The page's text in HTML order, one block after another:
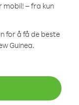
mobil! – fra kun
for å få de beste
Guinea.